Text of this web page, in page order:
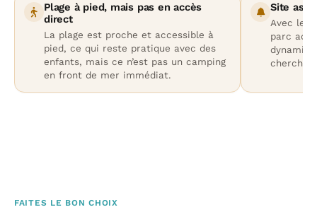
Plage à pied, mais pas en accès
direct
La plage est proche et accessible à
pied, ce qui reste pratique avec des
enfants, mais ce n’est pas un camping
en front de mer immédiat.
Site
Avec les
parc
FAITES LE BON CHOIX